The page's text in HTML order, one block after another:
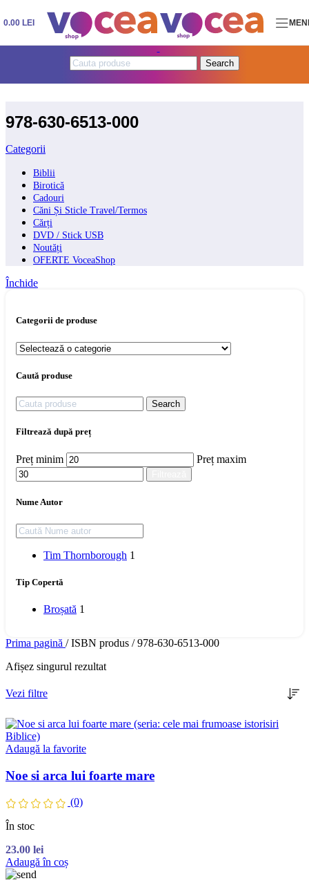
Skip to navigationSkip to main content
0.00 LEI
Search
978-630-6513-000
Categorii
Biblii
Birotică
Cadouri
Căni Și Sticle Travel/Termos
Cărți
DVD / Stick USB
Noutăți
OFERTE VoceaShop
Închide
Categorii de produse
Caută produse
Search
Filtrează după preț
Preț minim Preț maxim
Nume Autor
Tim Thornborough 1
Tip Copertă
Broșată 1
Prima pagină / ISBN produs / 978-630-6513-000
Afișez singurul rezultat
Vezi filtre
Adaugă la favorite
Noe si arca lui foarte mare
(0)
În stoc
23.00 lei
Adaugă în coș